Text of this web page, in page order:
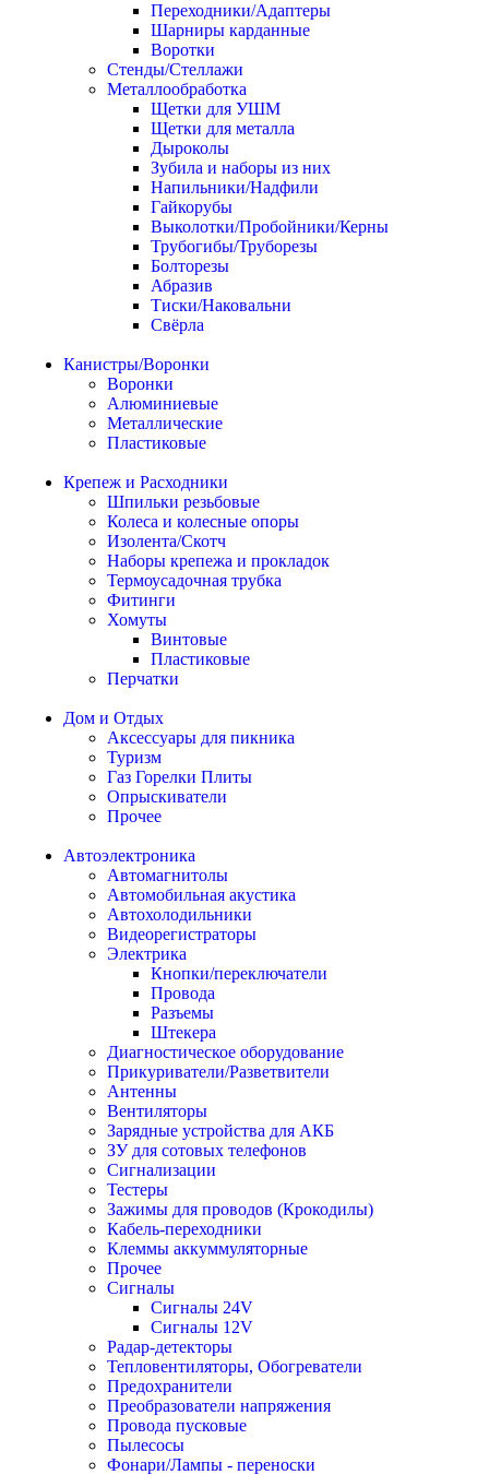
Переходники/Адаптеры
Шарниры карданные
Воротки
Стенды/Стеллажи
Металлообработка
Щетки для УШМ
Щетки для металла
Дыроколы
Зубила и наборы из них
Напильники/Надфили
Гайкорубы
Выколотки/Пробойники/Керны
Трубогибы/Труборезы
Болторезы
Абразив
Тиски/Наковальни
Свёрла
Канистры/Воронки
Воронки
Алюминиевые
Металлические
Пластиковые
Крепеж и Расходники
Шпильки резьбовые
Колеса и колесные опоры
Изолента/Скотч
Наборы крепежа и прокладок
Термоусадочная трубка
Фитинги
Хомуты
Винтовые
Пластиковые
Перчатки
Дом и Отдых
Аксессуары для пикника
Туризм
Газ Горелки Плиты
Опрыскиватели
Прочее
Автоэлектроника
Автомагнитолы
Автомобильная акустика
Автохолодильники
Видеорегистраторы
Электрика
Кнопки/переключатели
Провода
Разъемы
Штекера
Диагностическое оборудование
Прикуриватели/Разветвители
Антенны
Вентиляторы
Зарядные устройства для АКБ
ЗУ для сотовых телефонов
Сигнализации
Тестеры
Зажимы для проводов (Крокодилы)
Кабель-переходники
Клеммы аккуммуляторные
Прочее
Сигналы
Сигналы 24V
Сигналы 12V
Радар-детекторы
Тепловентиляторы, Обогреватели
Предохранители
Преобразователи напряжения
Провода пусковые
Пылесосы
Фонари/Лампы - переноски